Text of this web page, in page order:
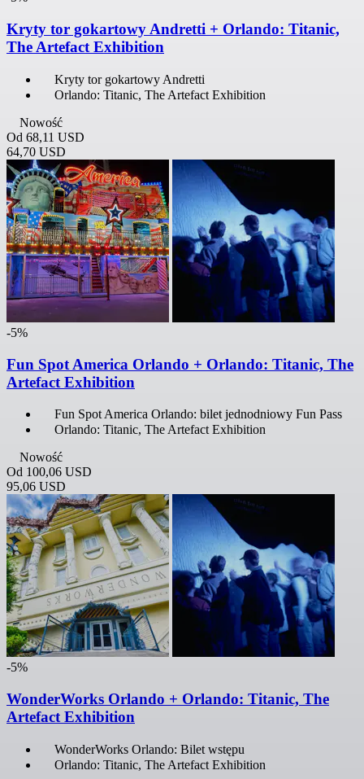
Kryty tor gokartowy Andretti + Orlando: Titanic,
The Artefact Exhibition
Kryty tor gokartowy Andretti
Orlando: Titanic, The Artefact Exhibition
Nowość
Od 68,11 USD
64,70 USD
-5%
Fun Spot America Orlando + Orlando: Titanic, The
Artefact Exhibition
Fun Spot America Orlando: bilet jednodniowy Fun Pass
Orlando: Titanic, The Artefact Exhibition
Nowość
Od 100,06 USD
95,06 USD
-5%
WonderWorks Orlando + Orlando: Titanic, The
Artefact Exhibition
WonderWorks Orlando: Bilet wstępu
Orlando: Titanic, The Artefact Exhibition